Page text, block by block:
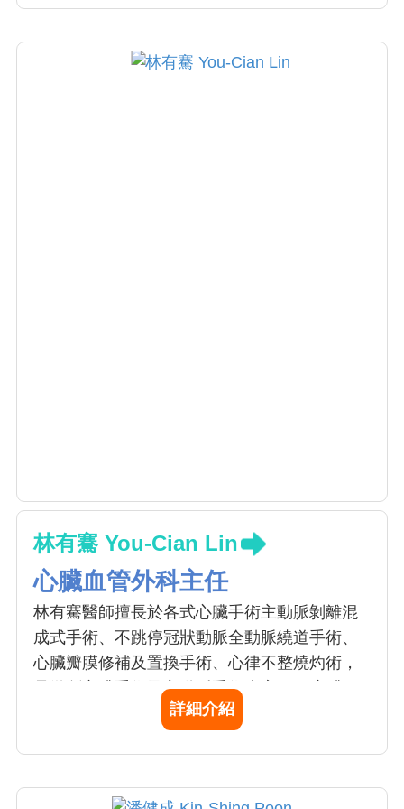
林有騫 You-Cian Lin
心臟血管外科主任
林有騫醫師擅長於各式心臟手術主動脈剝離混
成式手術、不跳停冠狀動脈全動脈繞道手術、
心臟瓣膜修補及置換手術、心律不整燒灼術，
是微創心臟手術及主動脈手術專家。 1.心臟：
微創及達文西開心手術、不跳停冠狀動脈全動
剝離混成式手術、胸腹主動脈瘤微創支架手術
詳細介紹